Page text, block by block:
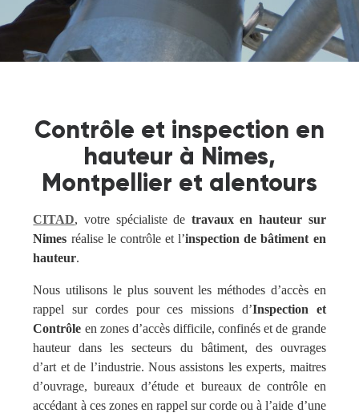
Contrôle et inspection en
hauteur à Nimes,
Montpellier et alentours
CITAD, votre spécialiste de travaux en hauteur sur
Nimes réalise le contrôle et l’inspection de bâtiment en
hauteur.
Nous utilisons le plus souvent les méthodes d’accès en
rappel sur cordes pour ces missions d’Inspection et
Contrôle en zones d’accès difficile, confinés et de grande
hauteur dans les secteurs du bâtiment, des ouvrages
d’art et de l’industrie. Nous assistons les experts, maitres
d’ouvrage, bureaux d’étude et bureaux de contrôle en
accédant à ces zones en rappel sur corde ou à l’aide d’une